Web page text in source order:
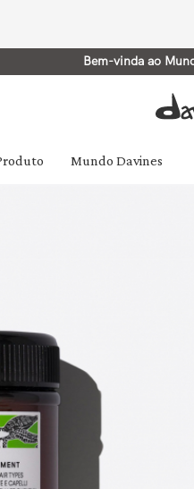
Bem-vinda ao
Mundo Davines